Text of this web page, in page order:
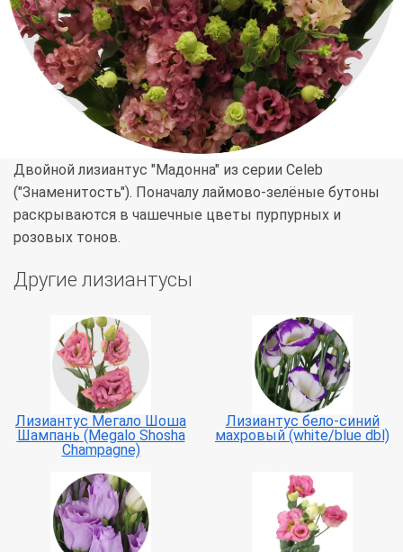
Двойной лизиантус "Мадонна" из серии Celeb
("Знаменитость"). Поначалу лаймово-зелёные бутоны
раскрываются в чашечные цветы пурпурных и
розовых тонов.
Другие лизиантусы
Лизиантус Мегало Шоша
Шампань (Megalo Shosha
Champagne)
Лизиантус бело-синий
махровый (white/blue dbl)